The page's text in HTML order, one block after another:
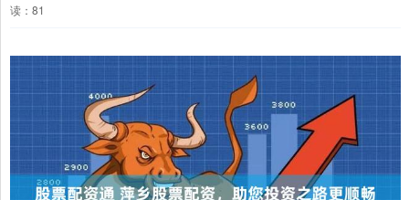
读：81